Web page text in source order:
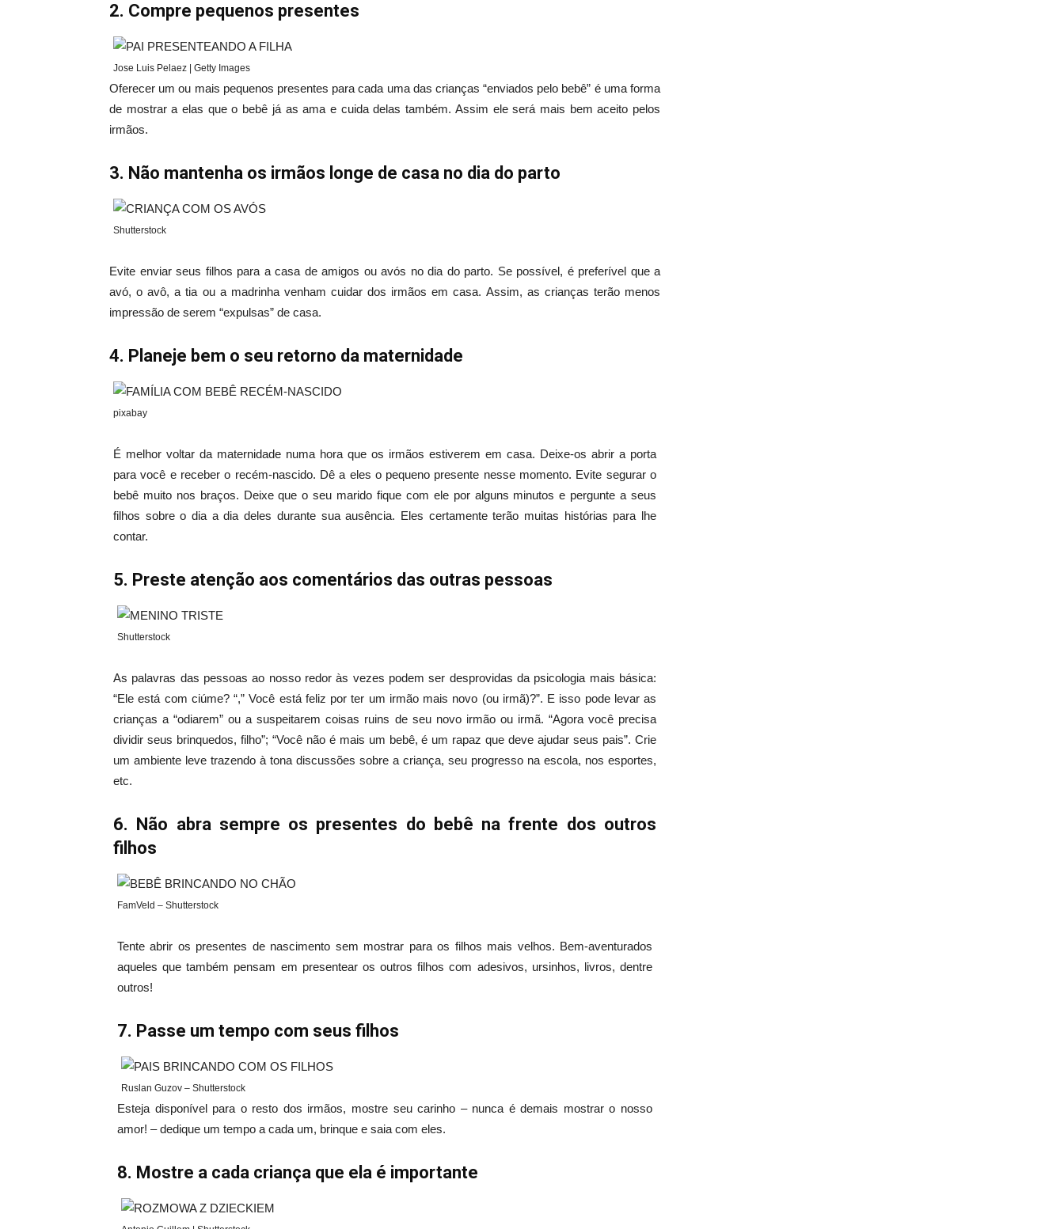
2. Compre pequenos presentes
Jose Luis Pelaez | Getty Images
Oferecer um ou mais pequenos presentes para cada uma das crianças “enviados pelo bebê” é uma forma
de mostrar a elas que o bebê já as ama e cuida delas também. Assim ele será mais bem aceito pelos
irmãos.
3. Não mantenha os irmãos longe de casa no dia do parto
Shutterstock
Evite enviar seus filhos para a casa de amigos ou avós no dia do parto. Se possível, é preferível que a
avó, o avô, a tia ou a madrinha venham cuidar dos irmãos em casa. Assim, as crianças terão menos
impressão de serem “expulsas” de casa.
4. Planeje bem o seu retorno da maternidade
pixabay
É melhor voltar da maternidade numa hora que os irmãos estiverem em casa. Deixe-os abrir a porta
para você e receber o recém-nascido. Dê a eles o pequeno presente nesse momento. Evite segurar o
bebê muito nos braços. Deixe que o seu marido fique com ele por alguns minutos e pergunte a seus
filhos sobre o dia a dia deles durante sua ausência. Eles certamente terão muitas histórias para lhe
contar.
5. Preste atenção aos comentários das outras pessoas
Shutterstock
As palavras das pessoas ao nosso redor às vezes podem ser desprovidas da psicologia mais básica:
“Ele está com ciúme? “,” Você está feliz por ter um irmão mais novo (ou irmã)?”. E isso pode levar as
crianças a “odiarem” ou a suspeitarem coisas ruins de seu novo irmão ou irmã. “Agora você precisa
dividir seus brinquedos, filho”; “Você não é mais um bebê, é um rapaz que deve ajudar seus pais”. Crie
um ambiente leve trazendo à tona discussões sobre a criança, seu progresso na escola, nos esportes,
etc.
6. Não abra sempre os presentes do bebê na frente dos outros
filhos
FamVeld – Shutterstock
Tente abrir os presentes de nascimento sem mostrar para os filhos mais velhos. Bem-aventurados
aqueles que também pensam em presentear os outros filhos com adesivos, ursinhos, livros, dentre
outros!
7. Passe um tempo com seus filhos
Ruslan Guzov – Shutterstock
Esteja disponível para o resto dos irmãos, mostre seu carinho – nunca é demais mostrar o nosso
amor! – dedique um tempo a cada um, brinque e saia com eles.
8. Mostre a cada criança que ela é importante